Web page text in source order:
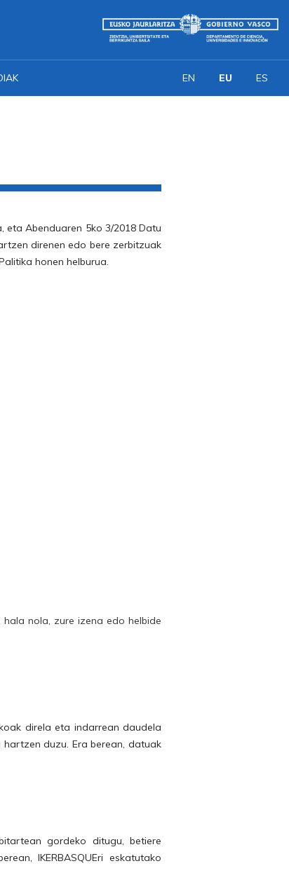
EN EU ES
eta Abenduaren 5ko 3/2018 Datu
direnen edo bere zerbitzuak
honen helburua.
nola, zure izena edo helbide
direla eta indarrean daudela
duzu. Era berean, datuak
gordeko ditugu, betiere
IKERBASQUEri eskatutako